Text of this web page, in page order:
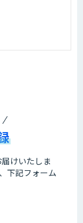
けいたしま
下記フォーム